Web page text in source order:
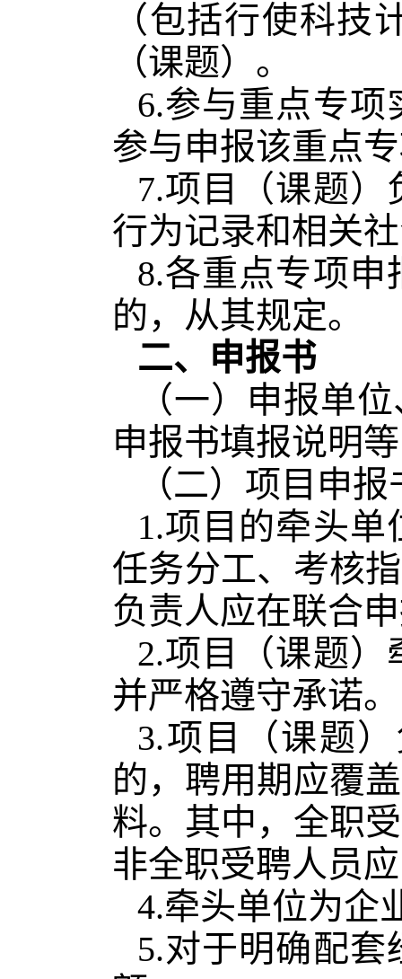
（包括行使科
（课题）。
6.参与重点专
参与申报该重点
7.项目（课题
行为记录和相关
8.各重点专项
的，从其规定。
二、申报书
（一）申报单
申报书填报说明
（二）项目申
1.项目的牵头
任务分工、考核
负责人应在联合
2.项目（课题
并严格遵守承诺。
3.项目（课题
的，聘用期应覆
料。其中，全职
非全职受聘人员
4.牵头单位为企
5.对于明确配